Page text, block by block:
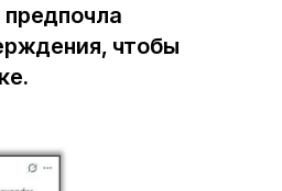
предпочла
чтобы